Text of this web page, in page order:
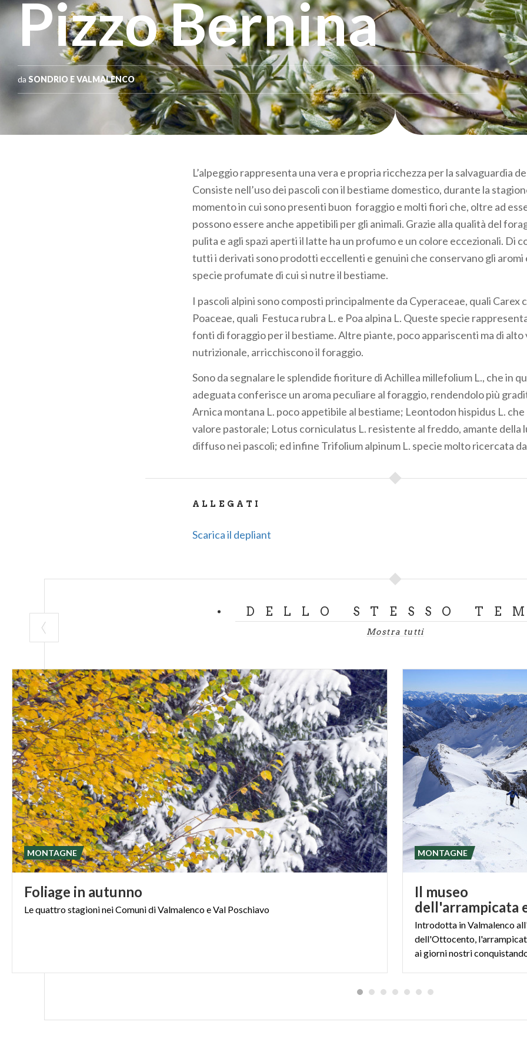
Pizzo Bernina
da SONDRIO E VALMALENCO
L’alpeggio rappresenta una vera e propria ricchezza per la salvaguardia
Consiste nell’uso dei pascoli con il bestiame domestico, durante la
momento in cui sono presenti buon foraggio e molti fiori che, oltre ad
possono essere anche appetibili per gli animali. Grazie alla qualità del
pulita e agli spazi aperti il latte ha un profumo e un colore eccezionali. Di
tutti i derivati sono prodotti eccellenti e genuini che conservano gli aromi
specie profumate di cui si nutre il bestiame.
I pascoli alpini sono composti principalmente da Cyperaceae, quali Carex
Poaceae, quali Festuca rubra L. e Poa alpina L. Queste specie
fonti di foraggio per il bestiame. Altre piante, poco appariscenti ma di alto
nutrizionale, arricchiscono il foraggio.
Sono da segnalare le splendide fioriture di Achillea millefolium L., che in
adeguata conferisce un aroma peculiare al foraggio, rendendolo più
Arnica montana L. poco appetibile al bestiame; Leontodon hispidus L. che
valore pastorale; Lotus corniculatus L. resistente al freddo, amante della
diffuso nei pascoli; ed infine Trifolium alpinum L. specie molto ricercata
ALLEGATI
Scarica il depliant
DELLO STESSO
Mostra tutti
Foliage in autunno
LequattrostagionineiComunidiValmalencoeVal Poschiavo
MONTAGNE
Il museo
Introdotta in Valmalenco
dell'Ottocento,
MONTAGNE